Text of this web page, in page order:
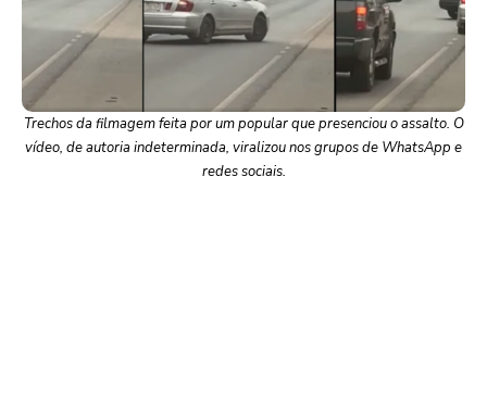
Trechos da filmagem feita por um popular que presenciou o assalto. O
vídeo, de autoria indeterminada, viralizou nos grupos de WhatsApp e
redes sociais.